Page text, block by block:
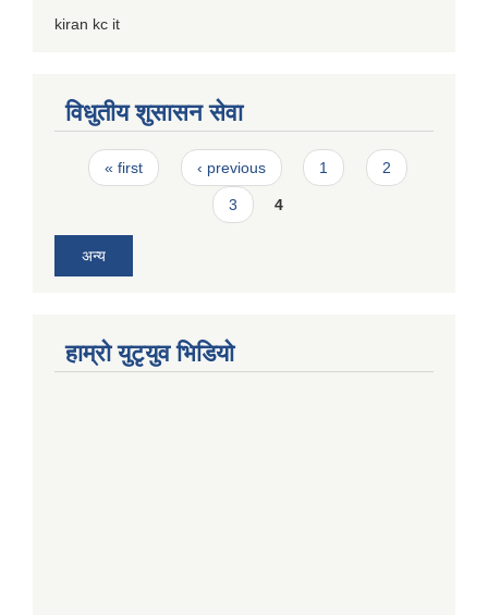
kiran kc it
विधुतीय शुसासन सेवा
Pages
« first ‹ previous 1 2
3 4
अन्य
हाम्राे युटृयुव भिडियाे